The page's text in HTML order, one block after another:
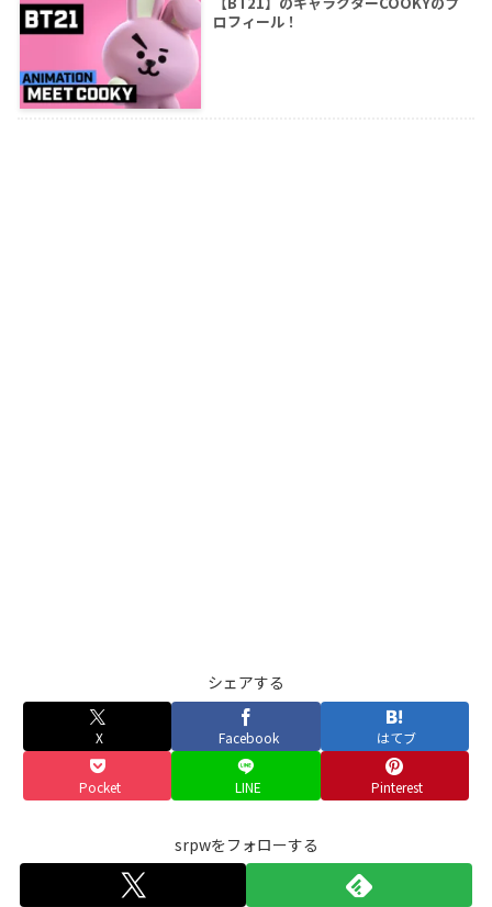
ロフィール！
シェアする
X Facebook はてブ
Pocket LINE Pinterest
srpwをフォローする